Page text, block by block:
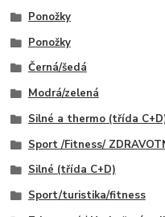
Ponožky
Ponožky
Černá/šedá
Modrá/zelená
Silné a thermo (třída
Sport /Fitness/
Silné (třída C+D)
Sport/turistika/fitness